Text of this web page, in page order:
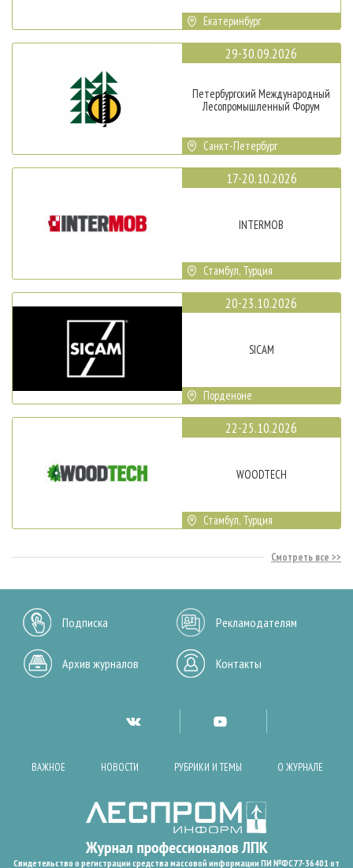
Екатеринбург
29-30.09.2026
Петербургский Международный
Лесопромышленный Форум
Санкт-Петербург
17-20.10.2026
INTERMOB
Стамбул, Турция
20-23.10.2026
SICAM
Порденоне
22-25.10.2026
WOODTECH
Стамбул, Турция
Смотреть все
Подписка Рекламодателям
Архив журналов Контакты
ВАЖНОЕ НОВОСТИ РУБРИКИ И ТЕМЫ О ЖУРНАЛЕ
Свидетельство о регистрации средства массовой информации ПИ №ФС77-36401 от